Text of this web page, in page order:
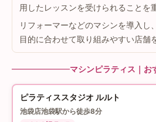
用したレッスンを受けられることを
リフォーマーなどのマシンを導入し
目的に合わせて取り組みやすい店舗
マシンピラティス｜お
ピラティススタジオ ルルト
池袋店池袋駅から徒歩8分